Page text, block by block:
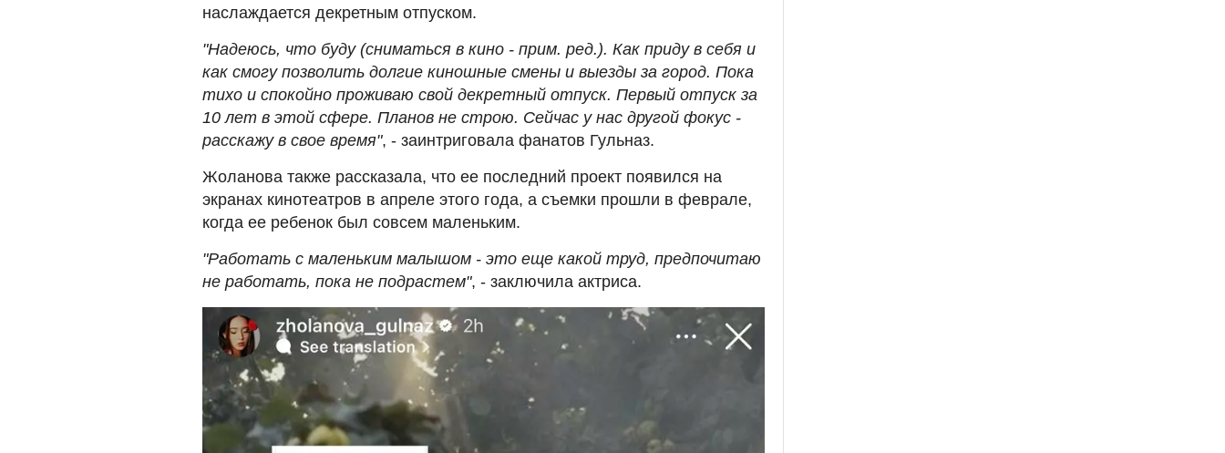
наслаждается декретным отпуском.
"Надеюсь, что буду (сниматься в кино - прим. ред.). Как приду в себя и
как смогу позволить долгие киношные смены и выезды за город. Пока
тихо и спокойно проживаю свой декретный отпуск. Первый отпуск за
10 лет в этой сфере. Планов не строю. Сейчас у нас другой фокус -
расскажу в свое время", - заинтриговала фанатов Гульназ.
Жоланова также рассказала, что ее последний проект появился на
экранах кинотеатров в апреле этого года, а съемки прошли в феврале,
когда ее ребенок был совсем маленьким.
"Работать с маленьким малышом - это еще какой труд, предпочитаю
не работать, пока не подрастем", - заключила актриса.